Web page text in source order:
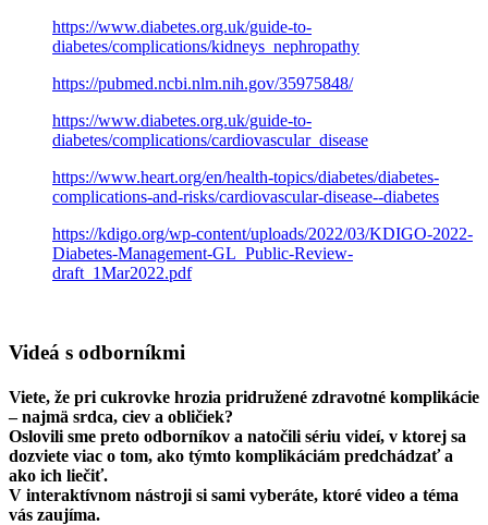
https://www.diabetes.org.uk/guide-to-
diabetes/complications/kidneys_nephropathy
https://pubmed.ncbi.nlm.nih.gov/35975848/
https://www.diabetes.org.uk/guide-to-
diabetes/complications/cardiovascular_disease
https://www.heart.org/en/health-topics/diabetes/diabetes-
complications-and-risks/cardiovascular-disease--diabetes
https://kdigo.org/wp-content/uploads/2022/03/KDIGO-2022-
Diabetes-Management-GL_Public-Review-
draft_1Mar2022.pdf
Videá s odborníkmi
Viete, že pri cukrovke hrozia pridružené zdravotné komplikácie
– najmä srdca, ciev a obličiek?
Oslovili sme preto odborníkov a natočili sériu videí, v ktorej sa
dozviete viac o tom, ako týmto komplikáciám predchádzať a
ako ich liečiť.
V interaktívnom nástroji si sami vyberáte, ktoré video a téma
vás zaujíma.